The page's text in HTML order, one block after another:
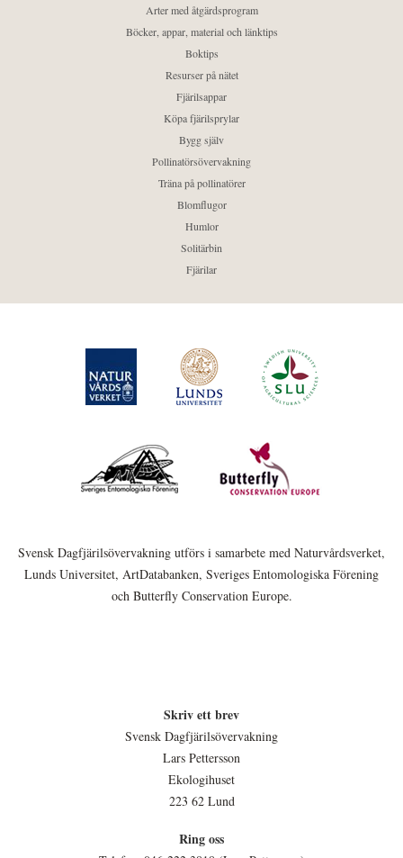
Arter med åtgärdsprogram
Böcker, appar, material och länktips
Boktips
Resurser på nätet
Fjärilsappar
Köpa fjärilsprylar
Bygg själv
Pollinatörsövervakning
Träna på pollinatörer
Blomflugor
Humlor
Solitärbin
Fjärilar
Svensk Dagfjärilsövervakning utförs i samarbete med Naturvårdsverket,
Lunds Universitet, ArtDatabanken, Sveriges Entomologiska Förening
och Butterfly Conservation Europe.
Skriv ett brev
Svensk Dagfjärilsövervakning
Lars Pettersson
Ekologihuset
223 62 Lund
Ring oss